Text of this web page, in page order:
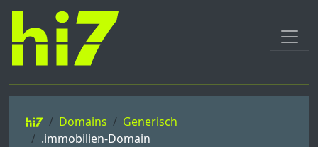
Domains
Generisch
.immobilien-Domain